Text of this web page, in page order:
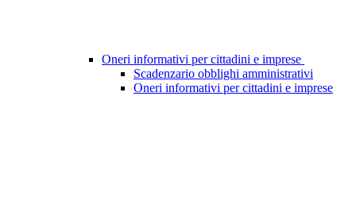
Oneri informativi per cittadini e imprese
Scadenzario obblighi amministrativi
Oneri informativi per cittadini e imprese